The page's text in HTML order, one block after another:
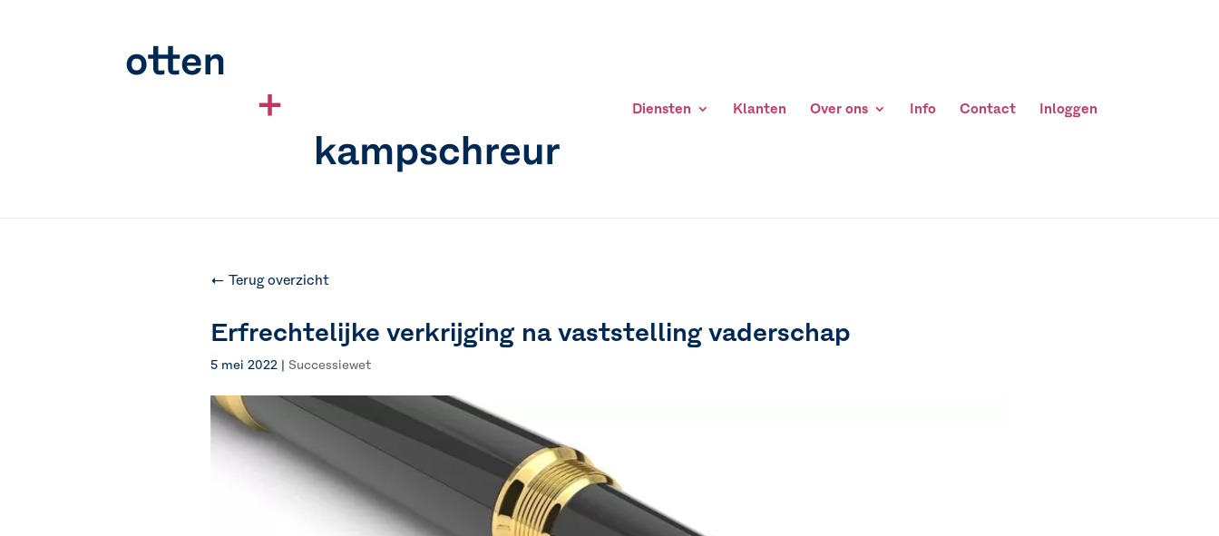
Diensten Klanten Over ons Info Contact Inloggen
← Terug overzicht
Erfrechtelijke verkrijging na vaststelling vaderschap
5 mei 2022 | Successiewet